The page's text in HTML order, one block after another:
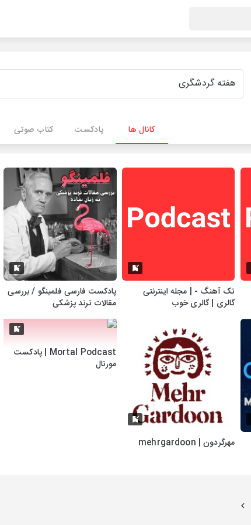
کانال ها پادکست کتاب صوتی
تک آهنگ - | مجله اینترنتی
گالری | گالری خوب
پادکست فارسی فلمینگو / بررسی
مقالات ترند پزشکی
مهرگردون | mehrgardoon
Mortal Podcast | پادکست
مورتال